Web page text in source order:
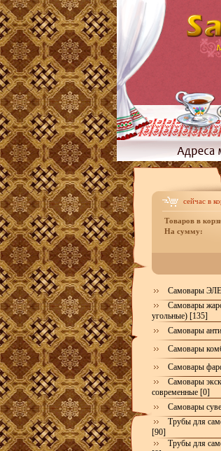
сейчас в
Товаров в
На сумму:
Самовары
Самовары
угольные) [135]
Самовары
Самовары
Самовары
Самовары
современные [0]
Самовары
Трубы для
[90]
Трубы для